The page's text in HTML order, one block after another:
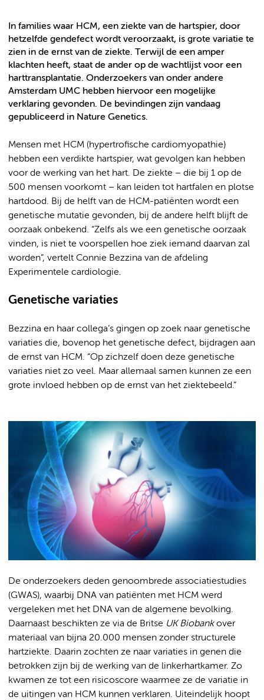
In families waar HCM, een ziekte van de hartspier, door
hetzelfde gendefect wordt veroorzaakt, is grote variatie te
zien in de ernst van de ziekte. Terwijl de een amper
klachten heeft, staat de ander op de wachtlijst voor een
harttransplantatie. Onderzoekers van onder andere
Amsterdam UMC hebben hiervoor een mogelijke
verklaring gevonden. De bevindingen zijn vandaag
gepubliceerd in Nature Genetics.
Mensen met HCM (hypertrofische cardiomyopathie)
hebben een verdikte hartspier, wat gevolgen kan hebben
voor de werking van het hart. De ziekte – die bij 1 op de
500 mensen voorkomt – kan leiden tot hartfalen en plotse
hartdood. Bij de helft van de HCM-patiënten wordt een
genetische mutatie gevonden, bij de andere helft blijft de
oorzaak onbekend. “Zelfs als we een genetische oorzaak
vinden, is niet te voorspellen hoe ziek iemand daarvan zal
worden”, vertelt Connie Bezzina van de afdeling
Experimentele cardiologie.
Genetische variaties
Bezzina en haar collega’s gingen op zoek naar genetische
variaties die, bovenop het genetische defect, bijdragen aan
de ernst van HCM. “Op zichzelf doen deze genetische
variaties niet zo veel. Maar allemaal samen kunnen ze een
grote invloed hebben op de ernst van het ziektebeeld.”
De onderzoekers deden genoombrede associatiestudies
(GWAS), waarbij DNA van patiënten met HCM werd
vergeleken met het DNA van de algemene bevolking.
Daarnaast beschikten ze via de Britse UK Biobankover
materiaal van bijna 20.000 mensen zonder structurele
hartziekte. Daarin zochten ze naar variaties in genen die
betrokken zijn bij de werking van de linkerhartkamer. Zo
kwamen ze tot een risicoscore waarmee ze de variatie in
de uitingen van HCM kunnen verklaren. Uiteindelijk hoopt